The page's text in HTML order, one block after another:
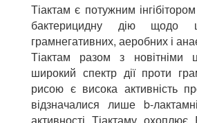
Тіактам є потужним
бактерицидну дію щодо
грамнегативних, аеробних і
Тіактам разом з новітніми
широкий спектр дії проти
рисою є висока активність
відзначалися лише b-
активності Тіактаму